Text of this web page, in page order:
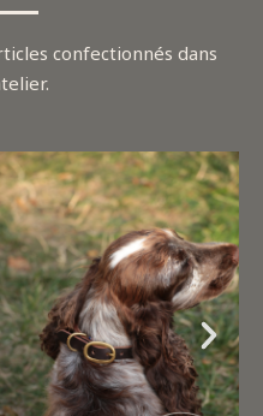
confectionnés dans